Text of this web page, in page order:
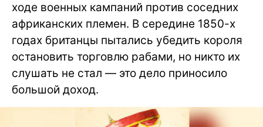
ходе военных кампаний против соседних
африканских племен. В середине 1850-х
годах британцы пытались убедить короля
остановить торговлю рабами, но никто их
слушать не стал — это дело приносило
большой доход.